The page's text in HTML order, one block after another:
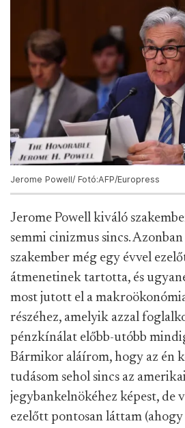
Jerome Powell/ Fotó:AFP/Europress
Jerome Powell kiváló
semmi cinizmus sincs.
szakember még egy évvel
átmenetinek tartotta, és
most jutott el a
részéhez, amelyik azzal
pénzkínálat előbb-utóbb
Bármikor aláírom, hogy az én
tudásom sehol sincs az
jegybankelnökéhez képest, de
ezelőtt pontosan láttam